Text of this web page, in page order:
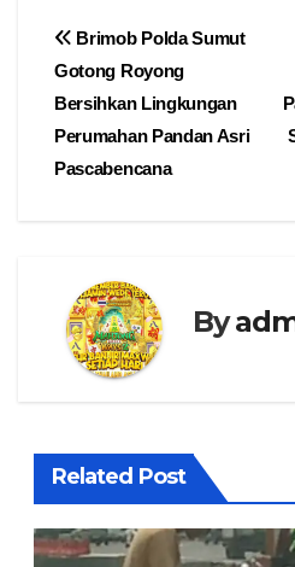
Navigasi
pos
Brimob Polda Sumut
Gotong Royong
Bersihkan Lingkungan
Perumahan Pandan Asri
Pascabencana
By
Related Post